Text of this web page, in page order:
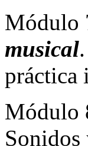
Módulo
musical
práctica
Módulo